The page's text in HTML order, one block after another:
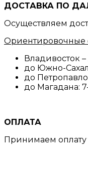
ДОСТАВКА ПО
Осуществляем
Ориентировочные
Владивосток –
до Южно-
до
до Магадана:
ОПЛАТА
Принимаем оплату